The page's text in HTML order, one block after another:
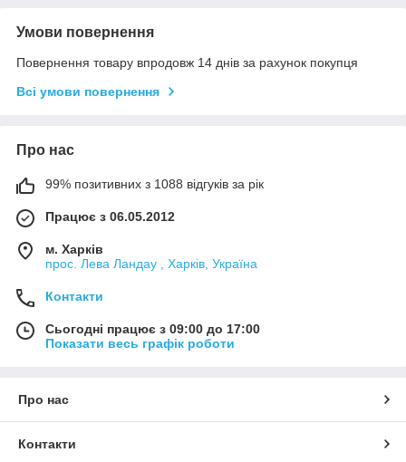
Умови повернення
Повернення товару впродовж 14 днів за рахунок покупця
Всі умови повернення
Про нас
99% позитивних з 1088 відгуків за рік
Працює з 06.05.2012
м. Харків
прос. Лева Ландау , Харків, Україна
Контакти
Сьогодні працює з 09:00 до 17:00
Показати весь графік роботи
Про нас
Контакти